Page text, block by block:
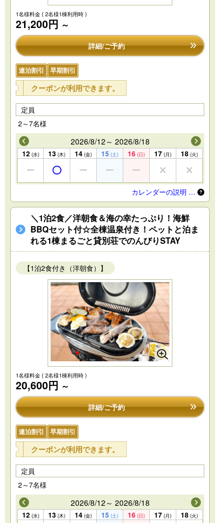
1名様料金( 2名様1棟利用時 )
21,200円 ～
詳細/ご予約
連泊割引 早期割引
クーポンが利用できます。
定員
2～7名様
2026/8/12～ 2026/8/18
12 (水) 13 (木) 14 (金) 15 (土) 16 (日) 17 (月) 18 (火)
カレンダーの説明 …
＼1泊2食／洋朝食＆海の幸たっぷり！海鮮
BBQセット付☆全棟温泉付き！ペットと泊ま
れる1棟まるごと貸別荘でのんびりSTAY
【1泊2食付き（洋朝食）】
1名様料金( 2名様1棟利用時 )
20,600円 ～
詳細/ご予約
連泊割引 早期割引
クーポンが利用できます。
定員
2～7名様
2026/8/12～ 2026/8/18
12 (水) 13 (木) 14 (金) 15 (土) 16 (日) 17 (月) 18 (火)